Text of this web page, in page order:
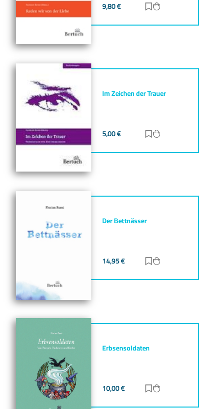
9,80€ Zur Merkliste
Im Zeichen der Trauer
5,00€ Zur Merkliste
Der Bettnässer
14,95€ Zur Merkliste
Erbsensoldaten
10,00€ Zur Merkliste